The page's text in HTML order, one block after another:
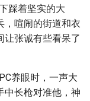
踩着坚实的大
，喧闹的街道和衣
让张诚有些看呆了
养眼时，一声大
中长枪对准他，神